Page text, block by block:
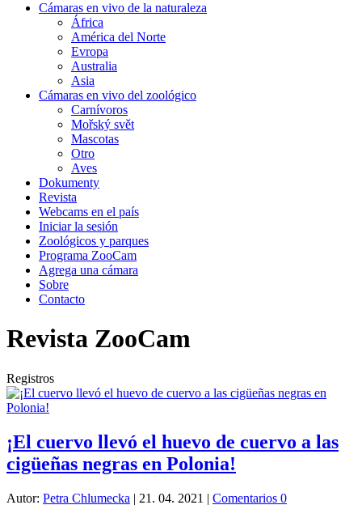
Cámaras en vivo de la naturaleza
África
América del Norte
Evropa
Australia
Asia
Cámaras en vivo del zoológico
Carnívoros
Mořský svět
Mascotas
Otro
Aves
Dokumenty
Revista
Webcams en el país
Iniciar la sesión
Zoológicos y parques
Programa ZooCam
Agrega una cámara
Sobre
Contacto
Revista ZooCam
Registros
¡El cuervo llevó el huevo de cuervo a las
cigüeñas negras en Polonia!
Autor: Petra Chlumecka | 21. 04. 2021 | Comentarios 0